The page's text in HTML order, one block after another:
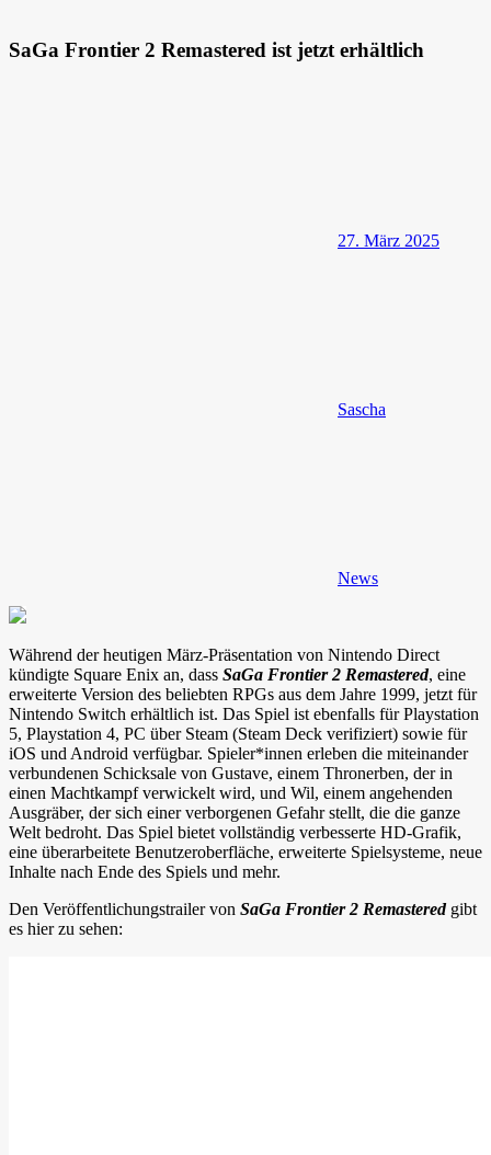
SaGa Frontier 2 Remastered ist jetzt erhältlich
27. März 2025
Sascha
News
Während der heutigen März-Präsentation von Nintendo Direct
kündigte Square Enix an, dass SaGa Frontier 2 Remastered, eine
erweiterte Version des beliebten RPGs aus dem Jahre 1999, jetzt für
Nintendo Switch erhältlich ist. Das Spiel ist ebenfalls für Playstation
5, Playstation 4, PC über Steam (Steam Deck verifiziert) sowie für
iOS und Android verfügbar. Spieler*innen erleben die miteinander
verbundenen Schicksale von Gustave, einem Thronerben, der in
einen Machtkampf verwickelt wird, und Wil, einem angehenden
Ausgräber, der sich einer verborgenen Gefahr stellt, die die ganze
Welt bedroht. Das Spiel bietet vollständig verbesserte HD-Grafik,
eine überarbeitete Benutzeroberfläche, erweiterte Spielsysteme, neue
Inhalte nach Ende des Spiels und mehr.
Den Veröffentlichungstrailer von SaGa Frontier 2 Remastered gibt
es hier zu sehen: